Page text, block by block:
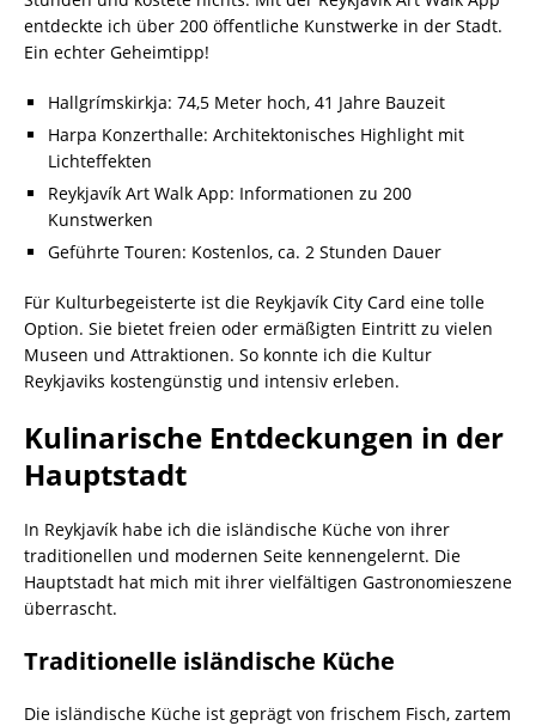
entdeckte ich über 200 öffentliche Kunstwerke in der Stadt.
Ein echter Geheimtipp!
Hallgrímskirkja: 74,5 Meter hoch, 41 Jahre Bauzeit
Harpa Konzerthalle: Architektonisches Highlight mit
Lichteffekten
Reykjavík Art Walk App: Informationen zu 200
Kunstwerken
Geführte Touren: Kostenlos, ca. 2 Stunden Dauer
Für Kulturbegeisterte ist die Reykjavík City Card eine tolle
Option. Sie bietet freien oder ermäßigten Eintritt zu vielen
Museen und Attraktionen. So konnte ich die Kultur
Reykjaviks kostengünstig und intensiv erleben.
Kulinarische Entdeckungen in der
Hauptstadt
In Reykjavík habe ich die isländische Küche von ihrer
traditionellen und modernen Seite kennengelernt. Die
Hauptstadt hat mich mit ihrer vielfältigen Gastronomieszene
überrascht.
Traditionelle isländische Küche
Die isländische Küche ist geprägt von frischem Fisch, zartem